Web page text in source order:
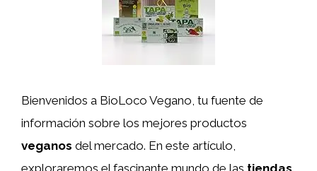
Bienvenidos a BioLoco Vegano, tu fuente de
información sobre los mejores productos
veganos del mercado. En este artículo,
exploraremos el fascinante mundo de las tiendas